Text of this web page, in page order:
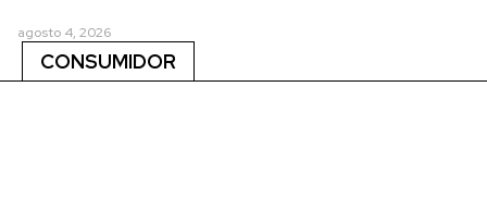
agosto 4, 2026
CONSUMIDOR